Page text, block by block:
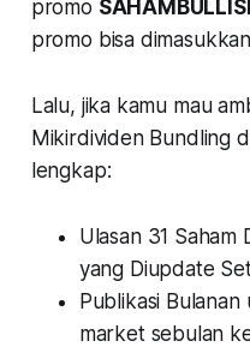
promo
promo bisa
Lalu, jika kamu mau
Mikirdividen Bundling
lengkap:
Ulasan 31 Saham
yang Diupdate
Publikasi
market sebulan